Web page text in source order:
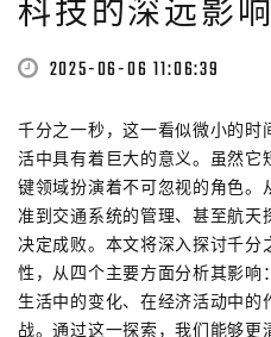
科技的深远影响
2025-06-06 11:06:39
千分之一秒，这一看似微小的
活中具有着巨大的意义。虽然
键领域扮演着不可忽视的角色
准到交通系统的管理、甚至航
决定成败。本文将深入探讨千
性，从四个主要方面分析其影
生活中的变化、在经济活动中
战。通过这一探索，我们能够